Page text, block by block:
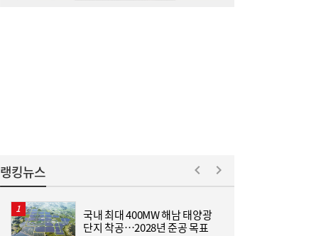
랭킹뉴스
국내 최대 400MW 해남 태양광
단지 착공…2028년 준공 목표